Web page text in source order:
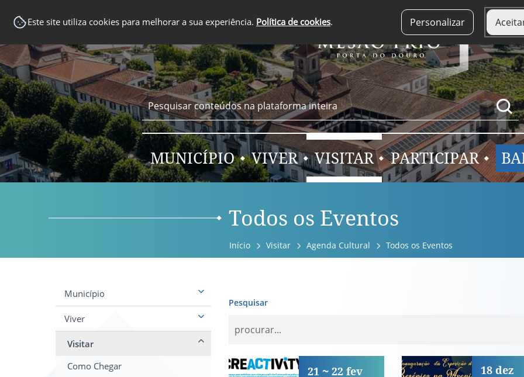
Este site utiliza cookies para melhorar a sua experiência. Política de cookies. Personalizar
MUNICÍPIO VIVER VISITAR PARTICIPAR
Todos os Eventos
Início Visitar Agenda Cultural Todos os Eventos
Município
Viver
Visitar
Como Chegar
Pesquisar
Creactivity Bus em Mesão Frio
21 22 fev Inauguração
18 dez